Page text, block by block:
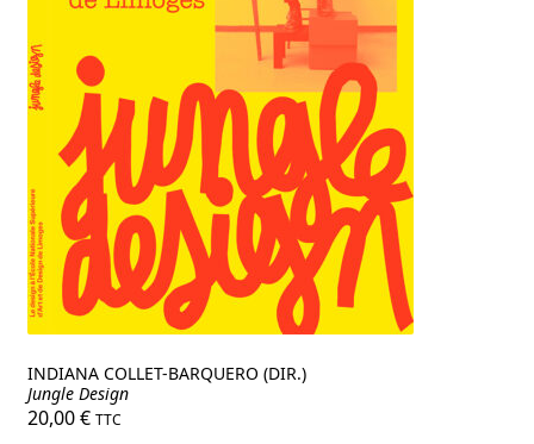
INDIANA COLLET-BARQUERO (DIR.)
Jungle Design
20,00€ TTC